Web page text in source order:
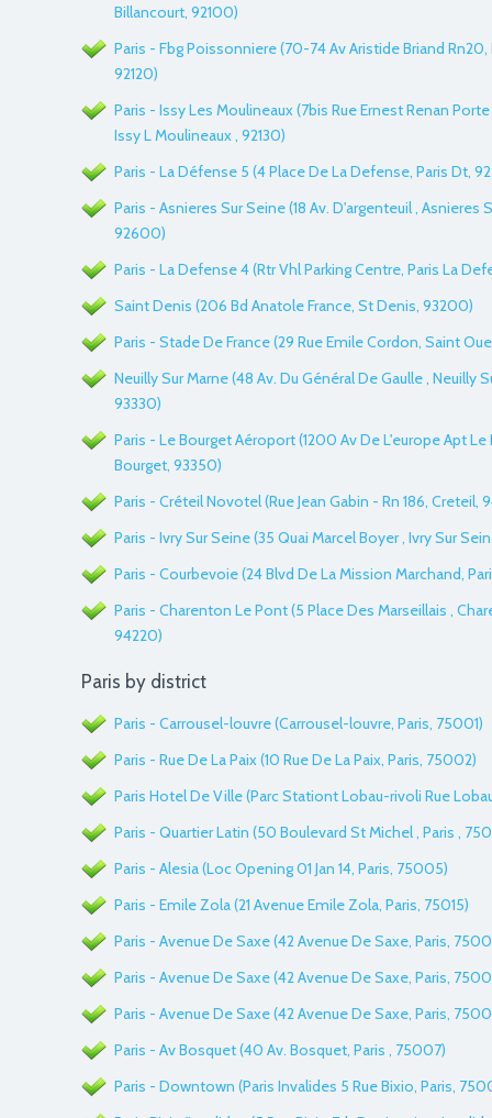
Billancourt, 92100)
Paris - Fbg Poissonniere (70-74 Av Aristide Briand Rn20,
92120)
Paris - Issy Les Moulineaux (7bis Rue Ernest Renan
Issy L Moulineaux , 92130)
Paris - La Défense 5 (4 Place De La Defense, Paris Dt,
Paris - Asnieres Sur Seine (18 Av. D'argenteuil , Asnieres
92600)
Paris - La Defense 4 (Rtr Vhl Parking Centre, Paris La
Saint Denis (206 Bd Anatole France, St Denis, 93200)
Paris - Stade De France (29 Rue Emile Cordon, Saint
Neuilly Sur Marne (48 Av. Du Général De Gaulle , Neuilly
93330)
Paris - Le Bourget Aéroport (1200 Av De L'europe Apt Le
Bourget, 93350)
Paris - Créteil Novotel (Rue Jean Gabin - Rn 186, Creteil,
Paris - Ivry Sur Seine (35 Quai Marcel Boyer , Ivry Sur
Paris - Courbevoie (24 Blvd De La Mission Marchand,
Paris - Charenton Le Pont (5 Place Des Marseillais ,
94220)
Paris by district
Paris - Carrousel-louvre (Carrousel-louvre, Paris, 75001)
Paris - Rue De La Paix (10 Rue De La Paix, Paris, 75002)
Paris Hotel De Ville (Parc Stationt Lobau-rivoli Rue
Paris - Quartier Latin (50 Boulevard St Michel , Paris ,
Paris - Alesia (Loc Opening 01 Jan 14, Paris, 75005)
Paris - Emile Zola (21 Avenue Emile Zola, Paris, 75015)
Paris - Avenue De Saxe (42 Avenue De Saxe, Paris,
Paris - Avenue De Saxe (42 Avenue De Saxe, Paris,
Paris - Avenue De Saxe (42 Avenue De Saxe, Paris,
Paris - Av Bosquet (40 Av. Bosquet, Paris , 75007)
Paris - Downtown (Paris Invalides 5 Rue Bixio, Paris,